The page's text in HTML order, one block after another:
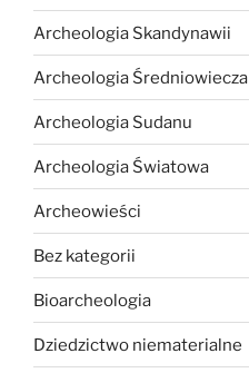
Archeologia Skandynawii
Archeologia Średniowiecza
Archeologia Sudanu
Archeologia Światowa
Archeowieści
Bez kategorii
Bioarcheologia
Dziedzictwo niematerialne